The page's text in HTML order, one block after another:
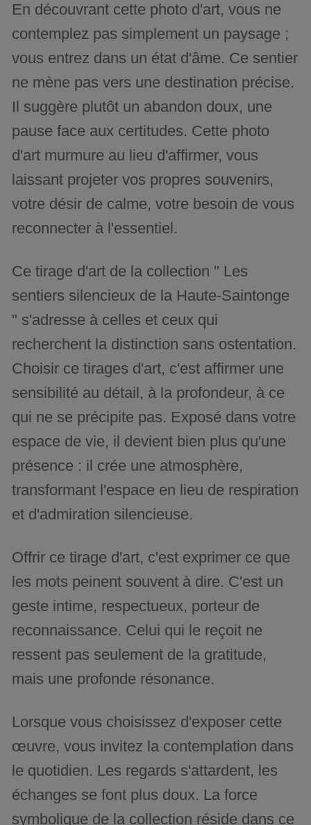
En découvrant cette photo d'art, vous ne
contemplez pas simplement un paysage ;
vous entrez dans un état d'âme. Ce sentier
ne mène pas vers une destination précise.
Il suggère plutôt un abandon doux, une
pause face aux certitudes. Cette photo
d'art murmure au lieu d'affirmer, vous
laissant projeter vos propres souvenirs,
votre désir de calme, votre besoin de vous
reconnecter à l'essentiel.
Ce tirage d'art de la collection " Les
sentiers silencieux de la Haute-Saintonge
" s'adresse à celles et ceux qui
recherchent la distinction sans ostentation.
Choisir ce tirages d'art, c'est affirmer une
sensibilité au détail, à la profondeur, à ce
qui ne se précipite pas. Exposé dans votre
espace de vie, il devient bien plus qu'une
présence : il crée une atmosphère,
transformant l'espace en lieu de respiration
et d'admiration silencieuse.
Offrir ce tirage d'art, c'est exprimer ce que
les mots peinent souvent à dire. C'est un
geste intime, respectueux, porteur de
reconnaissance. Celui qui le reçoit ne
ressent pas seulement de la gratitude,
mais une profonde résonance.
Lorsque vous choisissez d'exposer cette
œuvre, vous invitez la contemplation dans
le quotidien. Les regards s'attardent, les
échanges se font plus doux. La force
symbolique de la collection réside dans ce